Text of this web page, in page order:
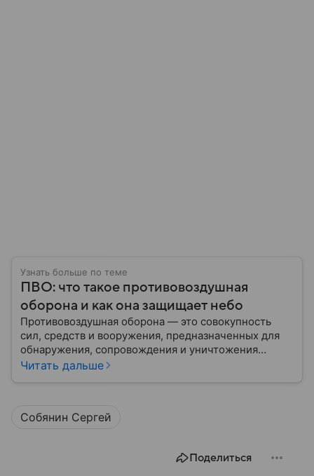
Узнать больше по теме
ПВО: что такое противовоздушная
оборона и как она защищает небо
Противовоздушная оборона — это совокупность
сил, средств и вооружения, предназначенных для
обнаружения, сопровождения и уничтожения
средств воздушного нападения. Современные
главное.
Читать дальше
Собянин Сергей
Поделиться